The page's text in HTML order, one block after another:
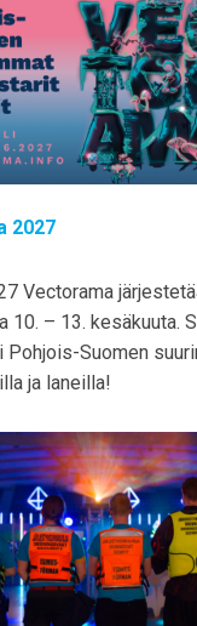
2027
Vectorama
10. – 13. kesäkuuta.
Pohjois-Suomen
ja laneilla!